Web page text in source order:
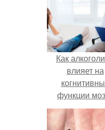
Как
влияет на
функции